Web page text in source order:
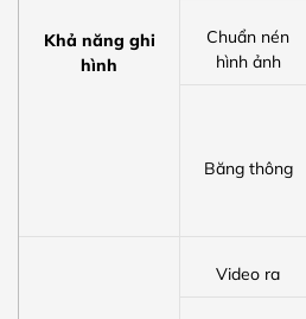
Khả năng ghi
hình
Chuẩn nén
hình ảnh
Băng thông
Video ra